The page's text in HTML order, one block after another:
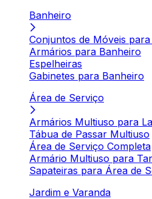
Banheiro
Conjuntos de Móveis
Armários para Banheiro
Espelheiras
Gabinetes para Banheiro
Área de Serviço
Armários Multiuso para
Tábua de Passar Multiuso
Área de Serviço Completa
Armário Multiuso para
Sapateiras para Área de
Jardim e Varanda